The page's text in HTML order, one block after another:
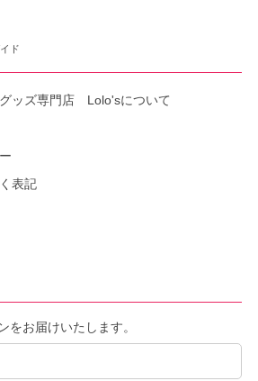
ド
ッズ専門店 Lolo'sについて
表記
をお届けいたします。